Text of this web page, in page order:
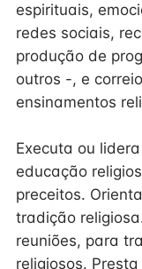
espirituais,
redes sociais,
produção de
outros -, e
ensinamentos
Executa ou
educação
preceitos.
tradição
reuniões, para
religiosos.